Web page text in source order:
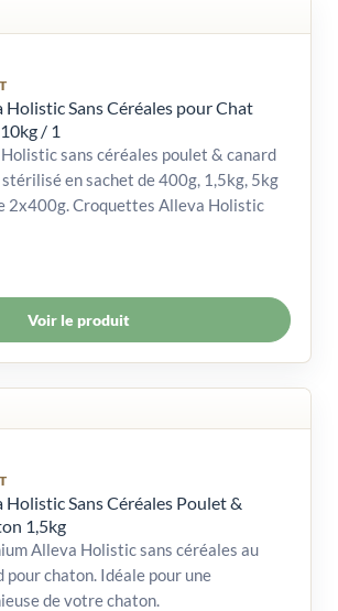
Sans Céréales pour Chat
/ 1
sans céréales poulet & canard
en sachet de 400g, 1,5kg, 5kg
2x400g. Croquettes Alleva Holistic
Voir le produit
Sans Céréales Poulet &
1,5kg
Alleva Holistic sans céréales au
pour chaton. Idéale pour une
de votre chaton.